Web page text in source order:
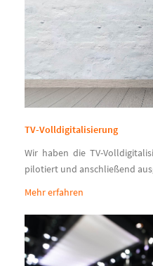
TV-Volldigitalisierung
Wir haben die TV-
pilotiert und anschließend
Mehr erfahren